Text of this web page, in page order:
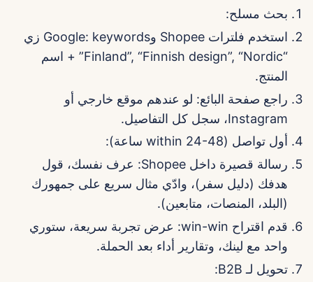
بحث مسلح:
استخدم فلترات Shopee وGoogle: keywords زي
“Finland”, “Finnish design”, “Nordic” + اسم
المنتج.
راجع صفحة البائع: لو عندهم موقع خارجي أو
Instagram، سجل كل التفاصيل.
أول تواصل (within 24-48 ساعة):
رسالة قصيرة داخل Shopee: عرف نفسك، قول
هدفك (دليل سفر)، وادّي مثال سريع على جمهورك
(البلد، المنصات، متابعين).
قدم اقتراح win-win: عرض تجربة سريعة، ستوري
واحد مع لينك، وتقارير أداء بعد الحملة.
تحويل لـ B2B: